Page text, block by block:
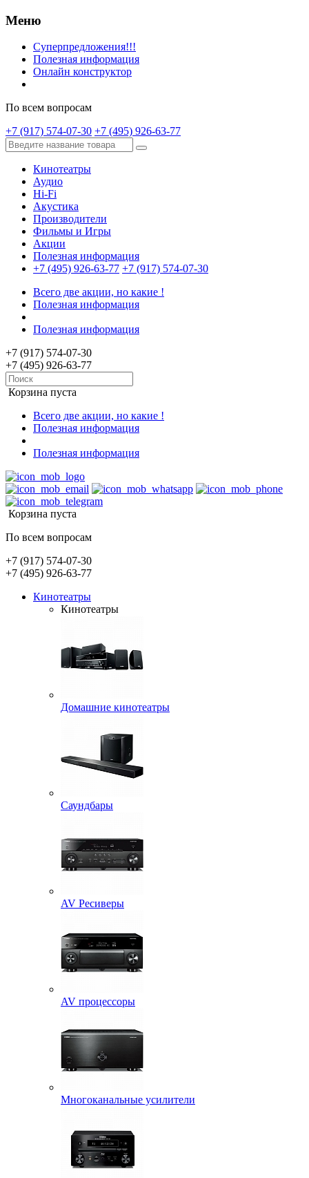
Меню
Суперпредложения!!!
Полезная информация
Онлайн конструктор
По всем вопросам
+7 (917) 574-07-30 +7 (495) 926-63-77
Кинотеатры
Аудио
Hi-Fi
Акустика
Производители
Фильмы и Игры
Акции
Полезная информация
+7 (495) 926-63-77 +7 (917) 574-07-30
Всего две акции, но какие !
Полезная информация
Полезная информация
+7 (917) 574-07-30
+7 (495) 926-63-77
Корзина пуста
Всего две акции, но какие !
Полезная информация
Полезная информация
Корзина пуста
По всем вопросам
+7 (917) 574-07-30
+7 (495) 926-63-77
Кинотеатры
Кинотеатры
Домашние кинотеатры
Саундбары
AV Ресиверы
AV процессоры
Многоканальные усилители